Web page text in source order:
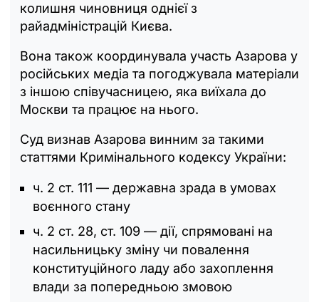
колишня чиновниця однієї з
райадміністрацій Києва.
Вона також координувала участь Азарова у
російських медіа та погоджувала матеріали
з іншою співучасницею, яка виїхала до
Москви та працює на нього.
Суд визнав Азарова винним за такими
статтями Кримінального кодексу України:
ч. 2 ст. 111 — державна зрада в умовах
воєнного стану
ч. 2 ст. 28, ст. 109 — дії, спрямовані на
насильницьку зміну чи повалення
конституційного ладу або захоплення
влади за попередньою змовою